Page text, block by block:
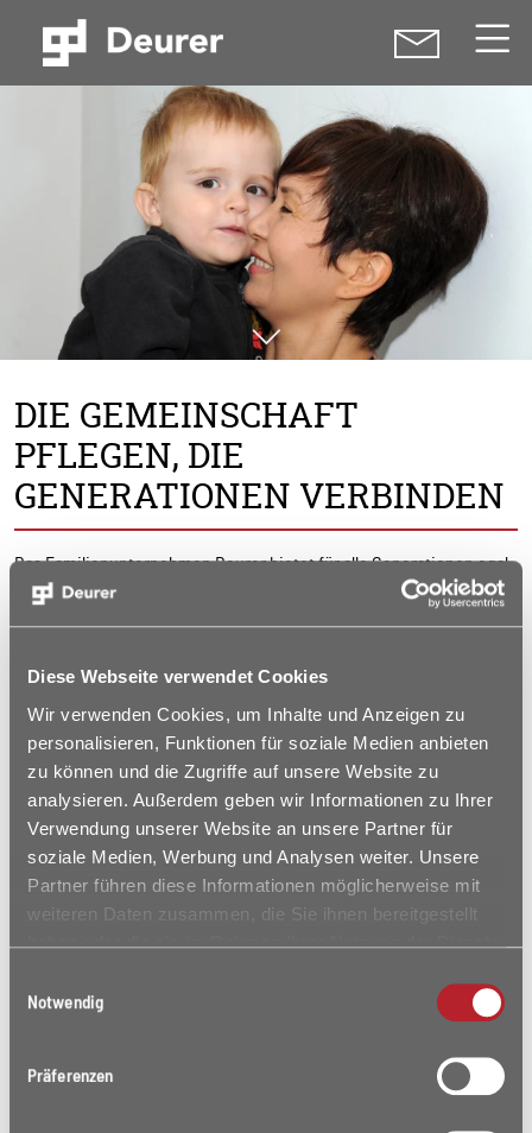
Diese Webseite verwendet Cookies
Wir verwenden Cookies, um Inhalte und Anzeigen zu
personalisieren, Funktionen für soziale Medien anbieten
zu können und die Zugriffe auf unsere Website zu
analysieren. Außerdem geben wir Informationen zu Ihrer
Verwendung unserer Website an unsere Partner für
soziale Medien, Werbung und Analysen weiter. Unsere
Partner führen diese Informationen möglicherweise mit
weiteren Daten zusammen, die Sie ihnen bereitgestellt
haben oder die sie im Rahmen Ihrer Nutzung der Dienste
Notwendig
Präferenzen
DIE GEMEINSCHAFT
PFLEGEN, DIE
GENERATIONEN VERBINDEN
Das Familienunternehmen Deurer bietet für alle Generationen egal
ob Singles, Paare oder Familien bezahlbare Wohnungen erster
Klasse in sehr guten Lagen an.
Im Besonderen streben wir in allen unseren Wohnanlagen ein
Miteinander aller Menschen von der jungen Familie bis zur
Generation 50+ fördern wir auch durch unsere beiden
Gemeinschaftswohnungen im Sheridan Park und im Reese
Paradise, sowie durch unsere großzügigen Begegnungsflure. Hier
soll unseren Mietern die Möglichkeit der Kommunikation gegeben
werden.
Die hohe Wohnqualität, Barrierefreiheit und eine gute Lage sind
Voraussetzungen, dass die verschiedenen Altersklassen glücklich
IMPRESSIONEN